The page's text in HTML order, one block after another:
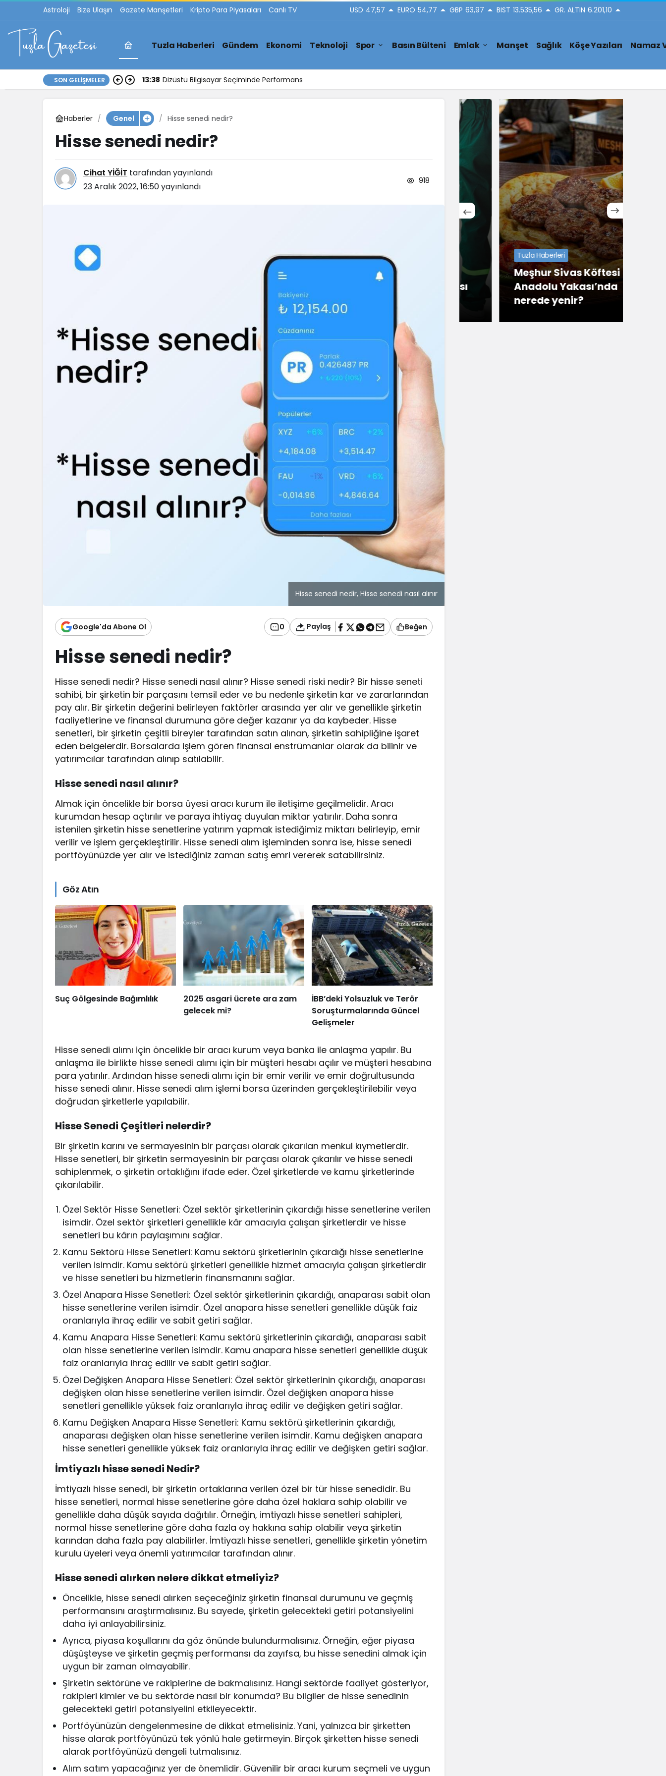
Astroloji Bize Ulaşın Gazete Manşetleri Kripto Para Piyasaları Canlı TV USD 47,57 EURO 54,77 GBP 63,97 BIST 13.535,56 GR. ALTIN 6.201,10
Tuzla Haberleri Gündem Ekonomi Teknoloji Spor Basın Bülteni Emlak Manşet Sağlık Köşe Yazıları Namaz
SON GELIŞMELER 17:30 İstanbul Anadolu Yakası Temizlik Hizmetleri
Haberler Genel Hisse senedi nedir?
Hisse senedi nedir?
Cihat YİĞİT tarafından yayınlandı
23 Aralık 2022, 16:50yayınlandı
918
Hisse senedi nedir, Hisse senedi nasıl alınır
Google'da Abone Ol 0 Paylaş Beğen
Hisse senedi nedir?
Hisse senedi nedir? Hisse senedi nasıl alınır? Hisse senedi riski nedir? Bir hisse seneti
sahibi, bir şirketin bir parçasını temsil eder ve bu nedenle şirketin kar ve zararlarından
pay alır. Bir şirketin değerini belirleyen faktörler arasında yer alır ve genellikle şirketin
faaliyetlerine ve finansal durumuna göre değer kazanır ya da kaybeder. Hisse
senetleri, bir şirketin çeşitli bireyler tarafından satın alınan, şirketin sahipliğine işaret
eden belgelerdir. Borsalarda işlem gören finansal enstrümanlar olarak da bilinir ve
yatırımcılar tarafından alınıp satılabilir.
Hisse senedi nasıl alınır?
Almak için öncelikle bir borsa üyesi aracı kurum ile iletişime geçilmelidir. Aracı
kurumdan hesap açtırılır ve paraya ihtiyaç duyulan miktar yatırılır. Daha sonra
istenilen şirketin hisse senetlerine yatırım yapmak istediğimiz miktarı belirleyip, emir
verilir ve işlem gerçekleştirilir. Hisse senedi alım işleminden sonra ise, hisse senedi
portföyünüzde yer alır ve istediğiniz zaman satış emri vererek satabilirsiniz.
Göz Atın
Suç Gölgesinde Bağımlılık
2025 asgari ücrete ara zam
gelecek mi?
İBB’deki Yolsuzluk ve Terör
Soruşturmalarında Güncel
Gelişmeler
Hisse senedi alımı için öncelikle bir aracı kurum veya banka ile anlaşma yapılır. Bu
anlaşma ile birlikte hisse senedi alımı için bir müşteri hesabı açılır ve müşteri hesabına
para yatırılır. Ardından hisse senedi alımı için bir emir verilir ve emir doğrultusunda
hisse senedi alınır. Hisse senedi alım işlemi borsa üzerinden gerçekleştirilebilir veya
doğrudan şirketlerle yapılabilir.
Hisse Senedi Çeşitleri nelerdir?
Bir şirketin karını ve sermayesinin bir parçası olarak çıkarılan menkul kıymetlerdir.
Hisse senetleri, bir şirketin sermayesinin bir parçası olarak çıkarılır ve hisse senedi
sahiplenmek, o şirketin ortaklığını ifade eder. Özel şirketlerde ve kamu şirketlerinde
çıkarılabilir.
Özel Sektör Hisse Senetleri: Özel sektör şirketlerinin çıkardığı hisse senetlerine verilen
isimdir. Özel sektör şirketleri genellikle kâr amacıyla çalışan şirketlerdir ve hisse
senetleri bu kârın paylaşımını sağlar.
Kamu Sektörü Hisse Senetleri: Kamu sektörü şirketlerinin çıkardığı hisse senetlerine
verilen isimdir. Kamu sektörü şirketleri genellikle hizmet amacıyla çalışan şirketlerdir
ve hisse senetleri bu hizmetlerin finansmanını sağlar.
Özel Anapara Hisse Senetleri: Özel sektör şirketlerinin çıkardığı, anaparası sabit olan
hisse senetlerine verilen isimdir. Özel anapara hisse senetleri genellikle düşük faiz
oranlarıyla ihraç edilir ve sabit getiri sağlar.
Kamu Anapara Hisse Senetleri: Kamu sektörü şirketlerinin çıkardığı, anaparası sabit
olan hisse senetlerine verilen isimdir. Kamu anapara hisse senetleri genellikle düşük
faiz oranlarıyla ihraç edilir ve sabit getiri sağlar.
Özel Değişken Anapara Hisse Senetleri: Özel sektör şirketlerinin çıkardığı, anaparası
değişken olan hisse senetlerine verilen isimdir. Özel değişken anapara hisse
senetleri genellikle yüksek faiz oranlarıyla ihraç edilir ve değişken getiri sağlar.
Kamu Değişken Anapara Hisse Senetleri: Kamu sektörü şirketlerinin çıkardığı,
anaparası değişken olan hisse senetlerine verilen isimdir. Kamu değişken anapara
hisse senetleri genellikle yüksek faiz oranlarıyla ihraç edilir ve değişken getiri sağlar.
İmtiyazlı hisse senedi Nedir?
İmtiyazlı hisse senedi, bir şirketin ortaklarına verilen özel bir tür hisse senedidir. Bu
hisse senetleri, normal hisse senetlerine göre daha özel haklara sahip olabilir ve
genellikle daha düşük sayıda dağıtılır. Örneğin, imtiyazlı hisse senetleri sahipleri,
normal hisse senetlerine göre daha fazla oy hakkına sahip olabilir veya şirketin
karından daha fazla pay alabilirler. İmtiyazlı hisse senetleri, genellikle şirketin yönetim
kurulu üyeleri veya önemli yatırımcılar tarafından alınır.
Hisse senedi alırken nelere dikkat etmeliyiz?
Öncelikle, hisse senedi alırken seçeceğiniz şirketin finansal durumunu ve geçmiş
performansını araştırmalısınız. Bu sayede, şirketin gelecekteki getiri potansiyelini
daha iyi anlayabilirsiniz.
Ayrıca, piyasa koşullarını da göz önünde bulundurmalısınız. Örneğin, eğer piyasa
düşüşteyse ve şirketin geçmiş performansı da zayıfsa, bu hisse senedini almak için
uygun bir zaman olmayabilir.
Şirketin sektörüne ve rakiplerine de bakmalısınız. Hangi sektörde faaliyet gösteriyor,
rakipleri kimler ve bu sektörde nasıl bir konumda? Bu bilgiler de hisse senedinin
gelecekteki getiri potansiyelini etkileyecektir.
Portföyünüzün dengelenmesine de dikkat etmelisiniz. Yani, yalnızca bir şirketten
hisse alarak portföyünüzü tek yönlü hale getirmeyin. Birçok şirketten hisse senedi
alarak portföyünüzü dengeli tutmalısınız.
Alım satım yapacağınız yer de önemlidir. Güvenilir bir aracı kurum seçmeli ve uygun
İstanbul Anadolu Yakası
Temizlik Hizmetleri
Tuzla Haberleri
Meşhur Sivas Köftesi
Anadolu Yakası’nda
nerede yenir?